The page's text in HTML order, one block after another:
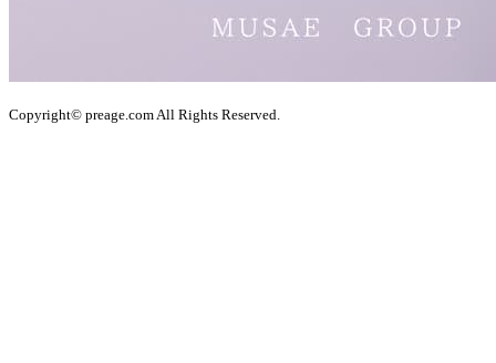
Copyright© preage.com All Rights Reserved.